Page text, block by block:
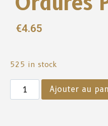
€4.65
525 in stock
Ajouter au